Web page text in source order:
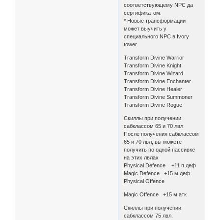
соответствующему NPC да
сертификатом.
* Новые трансформации
может выучить у
специального NPC в Ivory
tower.
Transform Divine Warrior
Transform Divine Knight
Transform Divine Wizard
Transform Divine Enchanter
Transform Divine Healer
Transform Divine Summoner
Transform Divine Rogue
Скиллы при получении
сабклассом 65 и 70 лвл:
После получения сабклассом
65 и 70 лвл, вы можете
получить по одной пассивке
на этих лвлах
Physical Defence +11 п деф
Magic Defence +15 м деф
Physical Offence
Magic Offence +15 м атк
Скиллы при получении
сабклассом 75 лвл: